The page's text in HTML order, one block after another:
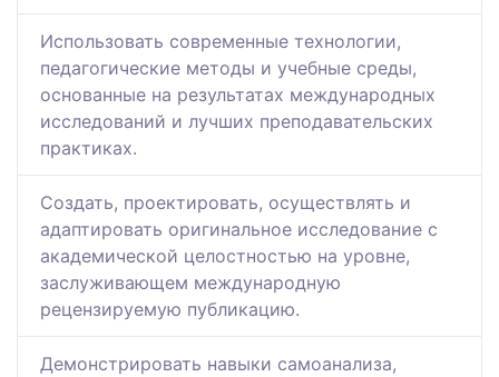
Использовать современные технологии,
педагогические методы и учебные среды,
основанные на результатах международных
исследований и лучших преподавательских
практиках.
Создать, проектировать, осуществлять и
адаптировать оригинальное исследование с
академической целостностью на уровне,
заслуживающем международную
рецензируемую публикацию.
Демонстрировать навыки самоанализа,